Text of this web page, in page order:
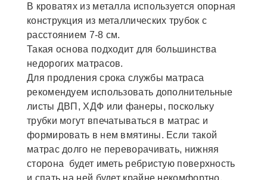
В кроватях из металла используется опорная
конструкция из металлических трубок с
расстоянием 7-8 см.
Такая основа подходит для большинства
недорогих матрасов.
Для продления срока службы матраса
рекомендуем использовать дополнительные
листы ДВП, ХДФ или фанеры, поскольку
трубки могут впечатываться в матрас и
формировать в нем вмятины. Если такой
матрас долго не переворачивать, нижняя
сторона будет иметь ребристую поверхность
и спать на ней будет крайне некомфортно.